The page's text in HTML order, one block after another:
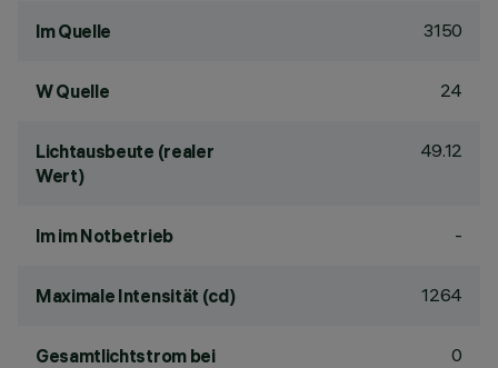
lm Quelle 3150
W Quelle 24
Lichtausbeute (realer
Wert)
49.12
lm im Notbetrieb -
Maximale Intensität (cd) 1264
Gesamtlichtstrom bei
0